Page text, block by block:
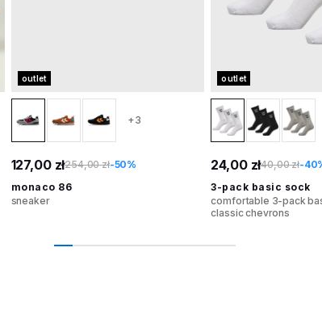
outlet
+3
127,00 zł254,00 zł-50%
monaco 86
sneaker
outlet
24,00 zł40,00 zł-
3-pack basic sock
comfortable 3-pack
classic chevrons